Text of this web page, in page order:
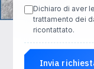
Dichiaro di aver
trattamento dei
ricontattato.
Invia